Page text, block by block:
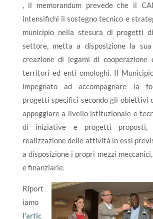
, il memorandum prevede che il
intensifichi il sostegno tecnico e
municipio nella stesura di progetti
settore, metta a disposizione la sua
creazione di legami di cooperazione
territori ed enti omologhi. Il
impegnato ad accompagnare la
progetti specifici secondo gli obiettivi
appoggiare a livello istituzionale e
di iniziative e progetti proposti,
realizzazione delle attività in essi
a disposizione i propri mezzi
e finanziarie.
Riport
iamo
l’artic